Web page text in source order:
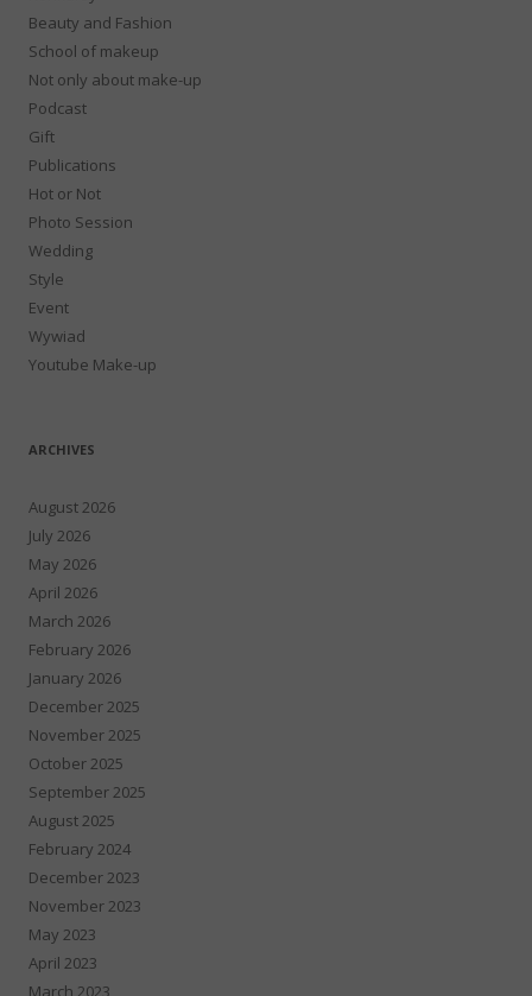
Beauty and Fashion
School of makeup
Not only about make-up
Podcast
Gift
Publications
Hot or Not
Photo Session
Wedding
Style
Event
Wywiad
Youtube Make-up
ARCHIVES
August 2026
July 2026
May 2026
April 2026
March 2026
February 2026
January 2026
December 2025
November 2025
October 2025
September 2025
August 2025
February 2024
December 2023
November 2023
May 2023
April 2023
March 2023